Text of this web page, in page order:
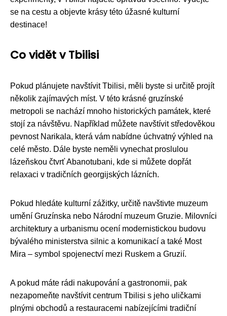
se na cestu a objevte krásy této úžasné kulturní
destinace!
Co vidět v Tbilisi
Pokud plánujete navštívit Tbilisi, měli byste si určitě projít
několik zajímavých míst. V této krásné gruzínské
metropoli se nachází mnoho historických památek, které
stojí za návštěvu. Například můžete navštívit středověkou
pevnost Narikala, která vám nabídne úchvatný výhled na
celé město. Dále byste neměli vynechat proslulou
lázeňskou čtvrť Abanotubani, kde si můžete dopřát
relaxaci v tradičních georgijských lázních.
Pokud hledáte kulturní zážitky, určitě navštivte muzeum
umění Gruzínska nebo Národní muzeum Gruzie. Milovníci
architektury a urbanismu ocení modernistickou budovu
bývalého ministerstva silnic a komunikací a také Most
Mira – symbol spojenectví mezi Ruskem a Gruzií.
A pokud máte rádi nakupování a gastronomii, pak
nezapomeňte navštívit centrum Tbilisi s jeho uličkami
plnými obchodů a restauracemi nabízejícími tradiční